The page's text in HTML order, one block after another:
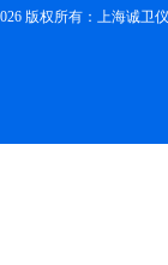
版权所有：上海诚卫